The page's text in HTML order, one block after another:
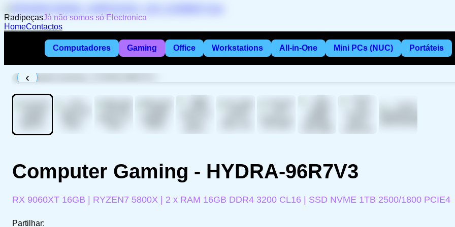
RadipeçasJá não somos só Electronica
HomeContactos
Computadores Gaming Office Workstations All-in-One Mini PCs (NUC) Portáteis
‹
Computer Gaming - HYDRA-96R7V3
RX 9060XT 16GB | RYZEN7 5800X | 2 x RAM 16GB DDR4 3200 CL16 | SSD NVME 1TB 2500/1800 PCIE4
Partilhar: